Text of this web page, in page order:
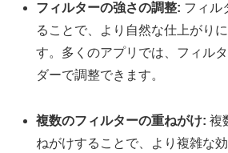
フィルターの強さの調整: フィル
ることで、より自然な仕上がり
す。多くのアプリでは、フィル
ダーで調整できます。
複数のフィルターの重ねがけ: 複
ねがけすることで、より複雑な